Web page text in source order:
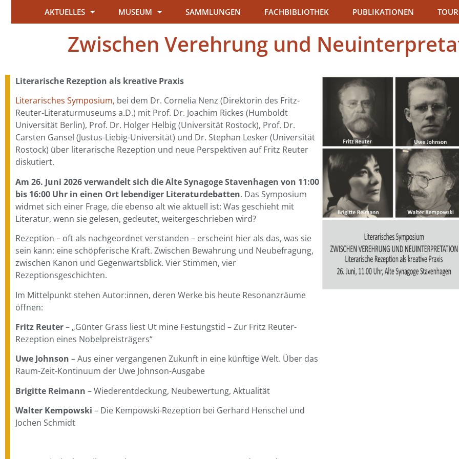
AKTUELLES MUSEUM SAMMLUNGEN FACHBIBLIOTHEK PUBLIKATIONEN
Zwischen Verehrung und
Literarische Rezeption als kreative Praxis
Literarisches Symposium, bei dem Dr. Cornelia Nenz (Direktorin des Fritz-
Reuter-Literaturmuseums a.D.) mit Prof. Dr. Joachim Rickes (Humboldt
Universität Berlin), Prof. Dr. Holger Helbig (Universität Rostock), Prof. Dr.
Carsten Gansel (Justus-Liebig-Universität) und Dr. Stephan Lesker (Universität
Rostock) über literarische Rezeption und neue Perspektiven auf Fritz Reuter
diskutiert.
Am 26. Juni 2026 verwandelt sich die Alte Synagoge Stavenhagen von 11:00
bis 16:00 Uhr in einen Ort lebendiger Literaturdebatten. Das Symposium
widmet sich einer Frage, die ebenso alt wie aktuell ist: Was geschieht mit
Literatur, wenn sie gelesen, gedeutet, weitergeschrieben wird?
Rezeption – oft als nachgeordnet verstanden – erscheint hier als das, was sie
sein kann: eine schöpferische Kraft. Zwischen Bewahrung und Neubefragung,
zwischen Kanon und Gegenwartsblick. Vier Stimmen, vier
Rezeptionsgeschichten.
Im Mittelpunkt stehen Autor:innen, deren Werke bis heute Resonanzräume
öffnen:
Fritz Reuter– „Günter Grass liest Ut mine Festungstid – Zur Fritz Reuter-
Rezeption eines Nobelpreisträgers“
Uwe Johnson – Aus einer vergangenen Zukunft in eine künftige Welt. Über das
Raum-Zeit-Kontinuum der Uwe Johnson-Ausgabe
Brigitte Reimann – Wiederentdeckung, Neubewertung, Aktualität
Walter Kempowski – Die Kempowski-Rezeption bei Gerhard Henschel und
Jochen Schmidt